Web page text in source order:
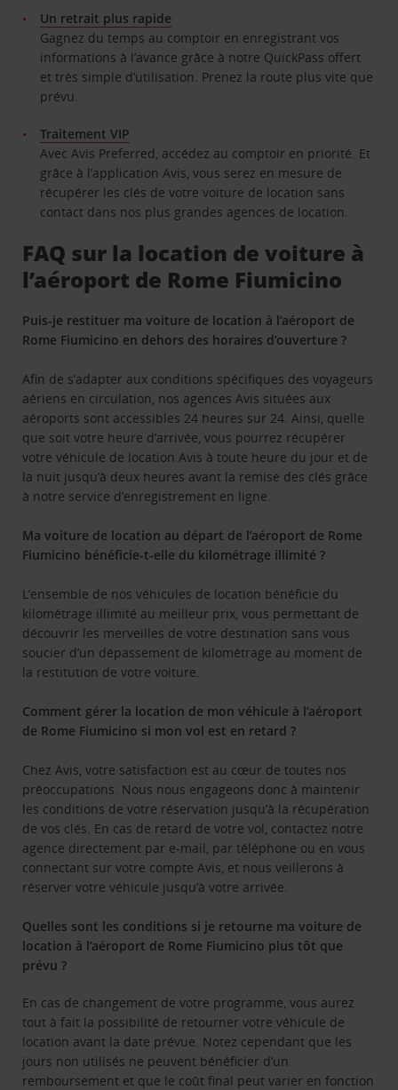
Un retrait plus rapide
Gagnez du temps au comptoir en enregistrant vos
informations à l’avance grâce à notre QuickPass offert
et très simple d’utilisation. Prenez la route plus vite que
prévu.
Traitement VIP
Avec Avis Preferred, accédez au comptoir en priorité. Et
grâce à l’application Avis, vous serez en mesure de
récupérer les clés de votre voiture de location sans
contact dans nos plus grandes agences de location.
FAQ sur la location de voiture à
l’aéroport de Rome Fiumicino
Puis-je restituer ma voiture de location à l’aéroport de
Rome Fiumicino en dehors des horaires d’ouverture ?
Afin de s’adapter aux conditions spécifiques des voyageurs
aériens en circulation, nos agences Avis situées aux
aéroports sont accessibles 24 heures sur 24. Ainsi, quelle
que soit votre heure d’arrivée, vous pourrez récupérer
votre véhicule de location Avis à toute heure du jour et de
la nuit jusqu’à deux heures avant la remise des clés grâce
à notre service d’enregistrement en ligne.
Ma voiture de location au départ de l’aéroport de Rome
Fiumicino bénéficie-t-elle du kilométrage illimité ?
L’ensemble de nos véhicules de location bénéficie du
kilométrage illimité au meilleur prix, vous permettant de
découvrir les merveilles de votre destination sans vous
soucier d’un dépassement de kilométrage au moment de
la restitution de votre voiture.
Comment gérer la location de mon véhicule à l’aéroport
de Rome Fiumicino si mon vol est en retard ?
Chez Avis, votre satisfaction est au cœur de toutes nos
préoccupations. Nous nous engageons donc à maintenir
les conditions de votre réservation jusqu’à la récupération
de vos clés. En cas de retard de votre vol, contactez notre
agence directement par e-mail, par téléphone ou en vous
connectant sur votre compte Avis, et nous veillerons à
réserver votre véhicule jusqu’à votre arrivée.
Quelles sont les conditions si je retourne ma voiture de
location à l’aéroport de Rome Fiumicino plus tôt que
prévu ?
En cas de changement de votre programme, vous aurez
tout à fait la possibilité de retourner votre véhicule de
location avant la date prévue. Notez cependant que les
jours non utilisés ne peuvent bénéficier d’un
remboursement et que le coût final peut varier en fonction